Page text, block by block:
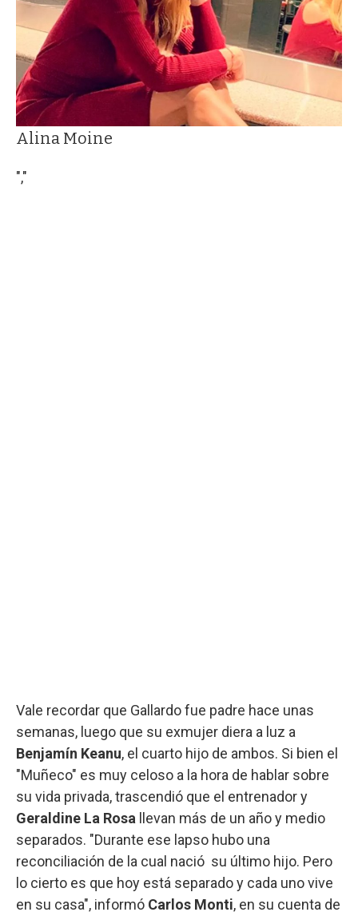
Alina Moine
","
Vale recordar que Gallardo fue padre hace unas
semanas, luego que su exmujer diera a luz a
Benjamín Keanu, el cuarto hijo de ambos. Si bien el
"Muñeco" es muy celoso a la hora de hablar sobre
su vida privada, trascendió que el entrenador y
Geraldine La Rosa llevan más de un año y medio
separados. "Durante ese lapso hubo una
reconciliación de la cual nació su último hijo. Pero
lo cierto es que hoy está separado y cada uno vive
en su casa", informó Carlos Monti, en su cuenta de